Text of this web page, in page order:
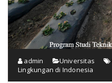
admin Universitas
Lingkungan di Indonesia